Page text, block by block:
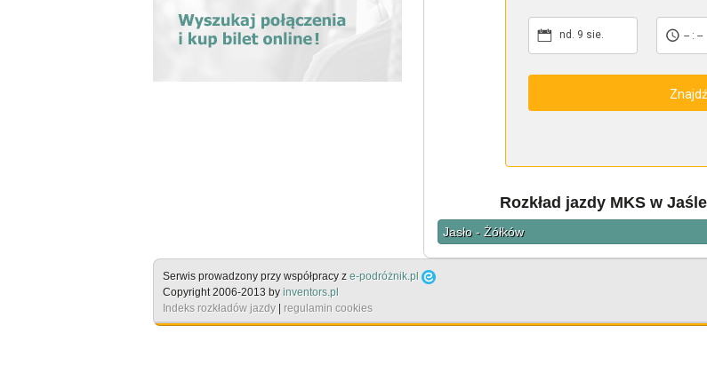
nd. 9 sie. -- : --
Rozkład jazdy MKS w
Jasło - Żółków
Serwis prowadzony przy współpracy z e-podróżnik.pl
Copyright 2006-2013 by inventors.pl
Indeks rozkładów jazdy | regulamin cookies